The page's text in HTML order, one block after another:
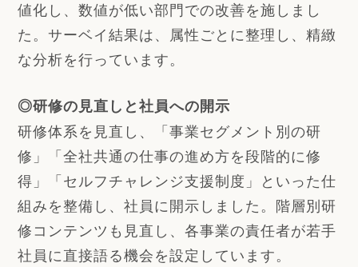
値化し、数値が低い部門での改善を施しまし
た。サーベイ結果は、属性ごとに整理し、精緻
な分析を行っています。
◎研修の見直しと社員への開示
研修体系を見直し、「事業セグメント別の研
修」「全社共通の仕事の進め方を段階的に修
得」「セルフチャレンジ支援制度」といった仕
組みを整備し、社員に開示しました。階層別研
修コンテンツも見直し、各事業の責任者が若手
社員に直接語る機会を設定しています。